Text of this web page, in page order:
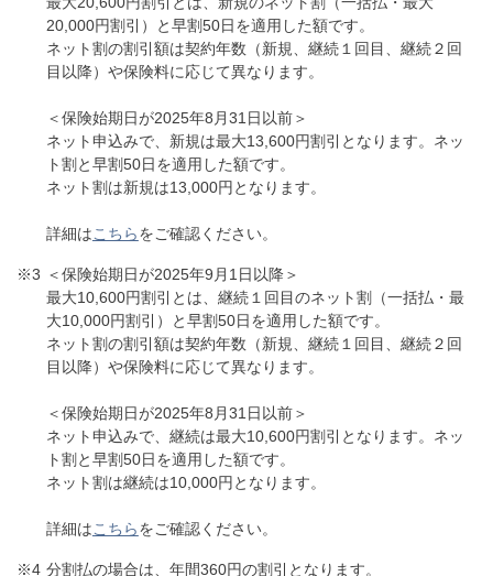
20,000円割引）と早割50日を適用した額です。
ネット割の割引額は契約年数（新規、継続１回目、継続２回
目以降）や保険料に応じて異なります。
＜保険始期日が2025年8月31日以前＞
ネット申込みで、新規は最大13,600円割引となります。ネッ
ト割と早割50日を適用した額です。
ネット割は新規は13,000円となります。
詳細はこちらをご確認ください。
＜保険始期日が2025年9月1日以降＞
最大10,600円割引とは、継続１回目のネット割（一括払・最
大10,000円割引）と早割50日を適用した額です。
ネット割の割引額は契約年数（新規、継続１回目、継続２回
目以降）や保険料に応じて異なります。
＜保険始期日が2025年8月31日以前＞
ネット申込みで、継続は最大10,600円割引となります。ネッ
ト割と早割50日を適用した額です。
ネット割は継続は10,000円となります。
詳細はこちらをご確認ください。
分割払の場合は、年間360円の割引となります。